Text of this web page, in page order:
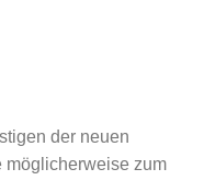
der neuen
möglicherweise zum